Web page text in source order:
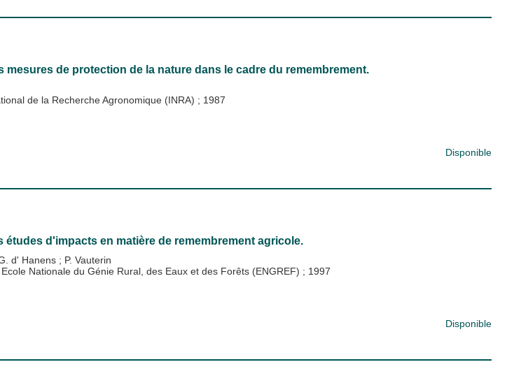
mesures de protection de la nature dans le cadre du remembrement.
de la Recherche Agronomique (INRA) ; 1987
Disponible
études d'impacts en matière de remembrement agricole.
d' Hanens ; P. Vauterin
Nationale du Génie Rural, des Eaux et des Forêts (ENGREF) ; 1997
Disponible